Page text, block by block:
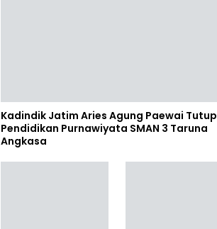
Kadindik Jatim Aries Agung Paewai Tutup
Pendidikan Purnawiyata SMAN 3 Taruna
Angkasa